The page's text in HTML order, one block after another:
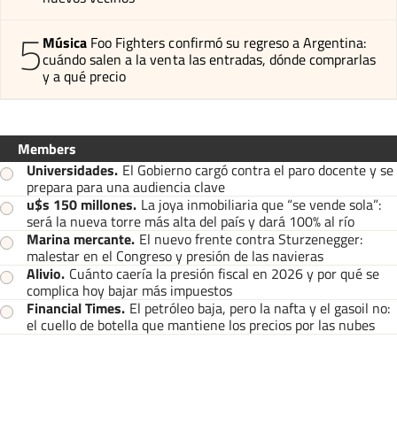
5Música Foo Fighters confirmó su regreso a Argentina:
cuándo salen a la venta las entradas, dónde comprarlas
y a qué precio
Members
Universidades. El Gobierno cargó contra el paro docente y se
prepara para una audiencia clave
u$s 150 millones. La joya inmobiliaria que “se vende sola”:
será la nueva torre más alta del país y dará 100% al río
Marina mercante. El nuevo frente contra Sturzenegger:
malestar en el Congreso y presión de las navieras
Alivio. Cuánto caería la presión fiscal en 2026 y por qué se
complica hoy bajar más impuestos
Financial Times. El petróleo baja, pero la nafta y el gasoil no:
el cuello de botella que mantiene los precios por las nubes